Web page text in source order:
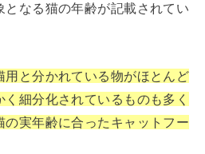
となる猫の年齢が記載されてい
用と分かれている物がほとんど
細分化されているものも多く
の実年齢に合ったキャットフー